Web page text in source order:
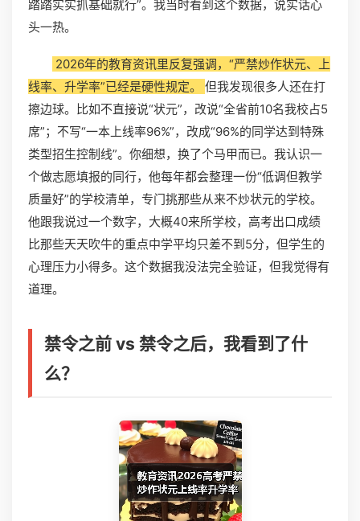
踏踏实实抓基础就行”。我当时看到这个数据，说实话心
头一热。
2026年的教育资讯里反复强调，“严禁炒作状元、上
线率、升学率”已经是硬性规定。
但我发现很多人还在打
擦边球。比如不直接说“状元”，改说“全省前10名我校占5
席”；不写“一本上线率96%”，改成“96%的同学达到特殊
类型招生控制线”。你细想，换了个马甲而已。我认识一
个做志愿填报的同行，他每年都会整理一份“低调但教学
质量好”的学校清单，专门挑那些从来不炒状元的学校。
他跟我说过一个数字，大概40来所学校，高考出口成绩
比那些天天吹牛的重点中学平均只差不到5分，但学生的
心理压力小得多。这个数据我没法完全验证，但我觉得有
道理。
禁令之前 vs 禁令之后，我看到了什
么？